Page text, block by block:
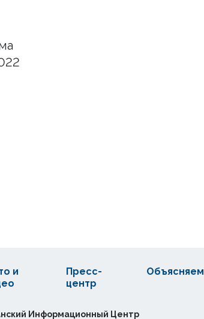
и
Пресс-
центр
Объясняем
Информационный Центр